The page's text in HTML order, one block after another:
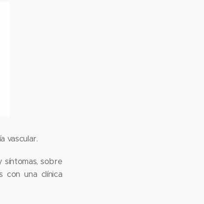
vascular.
síntomas, sobre
con una clínica